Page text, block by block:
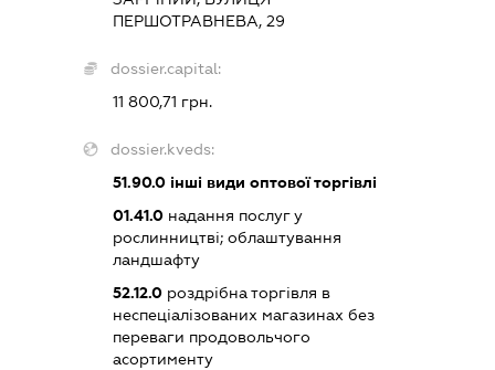
ПЕРШОТРАВНЕВА, 29
dossier.capital:
11 800,71 грн.
dossier.kveds:
51.90.0інші види оптової торгівлі
01.41.0надання послуг у
рослинництві; облаштування
ландшафту
52.12.0роздрібна торгівля в
неспеціалізованих магазинах без
переваги продовольчого
асортименту